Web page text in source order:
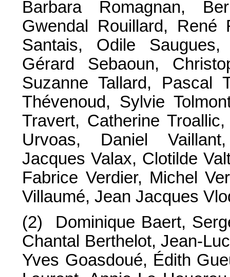
Barbara Romagnan,
Gwendal Rouillard, René
Santais, Odile
Gérard Sebaoun,
Suzanne Tallard, Pascal
Thévenoud, Sylvie
Travert, Catherine
Urvoas, Daniel
Jacques Valax, Clotilde
Fabrice Verdier, Michel
Villaumé, Jean Jacques
(2) Dominique Baert,
Chantal Berthelot, Jean-
Yves Goasdoué, Édith